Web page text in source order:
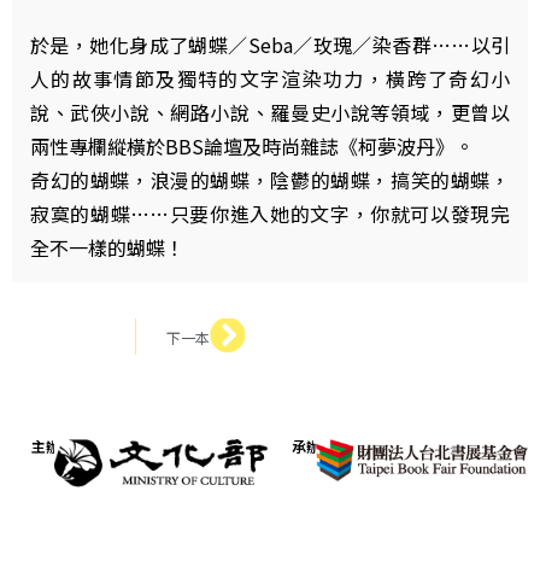
於是，她化身成了蝴蝶／Seba／玫瑰／染香群……以引
人的故事情節及獨特的文字渲染功力，橫跨了奇幻小
說、武俠小說、網路小說、羅曼史小說等領域，更曾以
兩性專欄縱橫於BBS論壇及時尚雜誌《柯夢波丹》。
奇幻的蝴蝶，浪漫的蝴蝶，陰鬱的蝴蝶，搞笑的蝴蝶，
寂寞的蝴蝶……只要你進入她的文字，你就可以發現完
全不一樣的蝴蝶！
下一本
主辦 承辦